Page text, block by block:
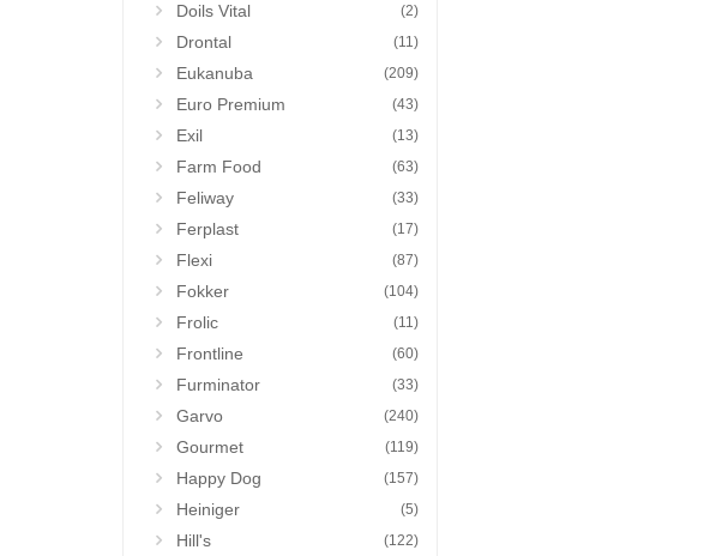
Doils Vital (2)
Drontal (11)
Eukanuba (209)
Euro Premium (43)
Exil (13)
Farm Food (63)
Feliway (33)
Ferplast (17)
Flexi (87)
Fokker (104)
Frolic (11)
Frontline (60)
Furminator (33)
Garvo (240)
Gourmet (119)
Happy Dog (157)
Heiniger (5)
Hill's (122)